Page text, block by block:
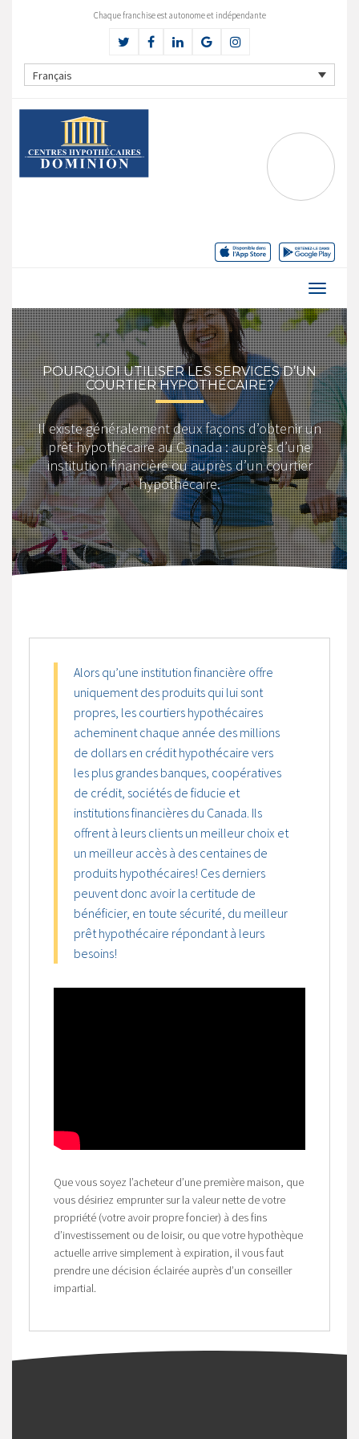
Chaque franchise est autonome et indépendante
Français
POURQUOI UTILISER LES SERVICES D’UN
COURTIER HYPOTHÉCAIRE?
Il existe généralement deux façons d’obtenir un
prêt hypothécaire au Canada : auprès d’une
institution financière ou auprès d’un courtier
hypothécaire.
Alors qu’une institution financière offre
uniquement des produits qui lui sont
propres, les courtiers hypothécaires
acheminent chaque année des millions
de dollars en crédit hypothécaire vers
les plus grandes banques, coopératives
de crédit, sociétés de fiducie et
institutions financières du Canada. Ils
offrent à leurs clients un meilleur choix et
un meilleur accès à des centaines de
produits hypothécaires! Ces derniers
peuvent donc avoir la certitude de
bénéficier, en toute sécurité, du meilleur
prêt hypothécaire répondant à leurs
besoins!
Que vous soyez l’acheteur d’une première maison, que
vous désiriez emprunter sur la valeur nette de votre
propriété (votre avoir propre foncier) à des fins
d’investissement ou de loisir, ou que votre hypothèque
actuelle arrive simplement à expiration, il vous faut
prendre une décision éclairée auprès d’un conseiller
impartial.